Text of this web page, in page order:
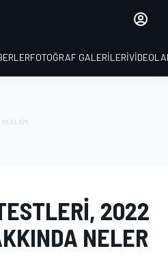
FOTOĞRAF GALERILERI
2022
NELER